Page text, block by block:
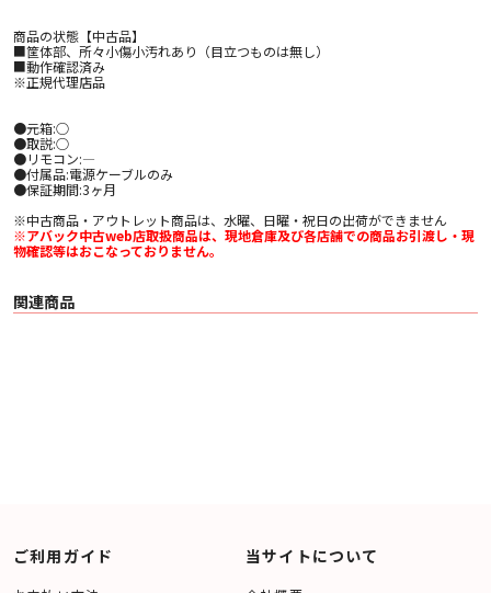
商品の状態【中古品】
■筐体部、所々小傷小汚れあり（目立つものは無し）
■動作確認済み
※正規代理店品
●元箱:○
●取説:○
●リモコン:―
●付属品:電源ケーブルのみ
●保証期間:3ヶ月
※中古商品・アウトレット商品は、水曜、日曜・祝日の出荷ができません
※アバック中古web店取扱商品は、現地倉庫及び各店舗での商品お引渡し・現
物確認等はおこなっておりません。
関連商品
ご利用ガイド 当サイトについて